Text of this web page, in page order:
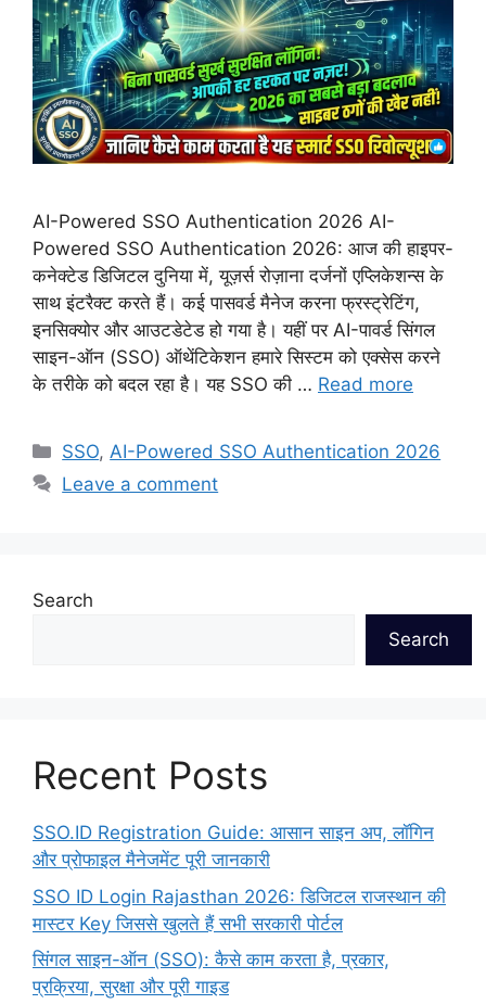
AI-Powered SSO Authentication 2026 AI-
Powered SSO Authentication 2026: आज की हाइपर-
कनेक्टेड डिजिटल दुनिया में, यूज़र्स रोज़ाना दर्जनों एप्लिकेशन्स के
साथ इंटरैक्ट करते हैं। कई पासवर्ड मैनेज करना फ्रस्ट्रेटिंग,
इनसिक्योर और आउटडेटेड हो गया है। यहीं पर AI-पावर्ड सिंगल
साइन-ऑन (SSO) ऑथेंटिकेशन हमारे सिस्टम को एक्सेस करने
के तरीके को बदल रहा है। यह SSO की … Read more
Categories
SSO,AI-Powered SSO Authentication 2026
Leave a comment
Search
Search
Recent Posts
SSO.ID Registration Guide: आसान साइन अप, लॉगिन
और प्रोफाइल मैनेजमेंट पूरी जानकारी
SSO ID Login Rajasthan 2026: डिजिटल राजस्थान की
मास्टर Key जिससे खुलते हैं सभी सरकारी पोर्टल
सिंगल साइन-ऑन (SSO): कैसे काम करता है, प्रकार,
प्रक्रिया, सुरक्षा और पूरी गाइड